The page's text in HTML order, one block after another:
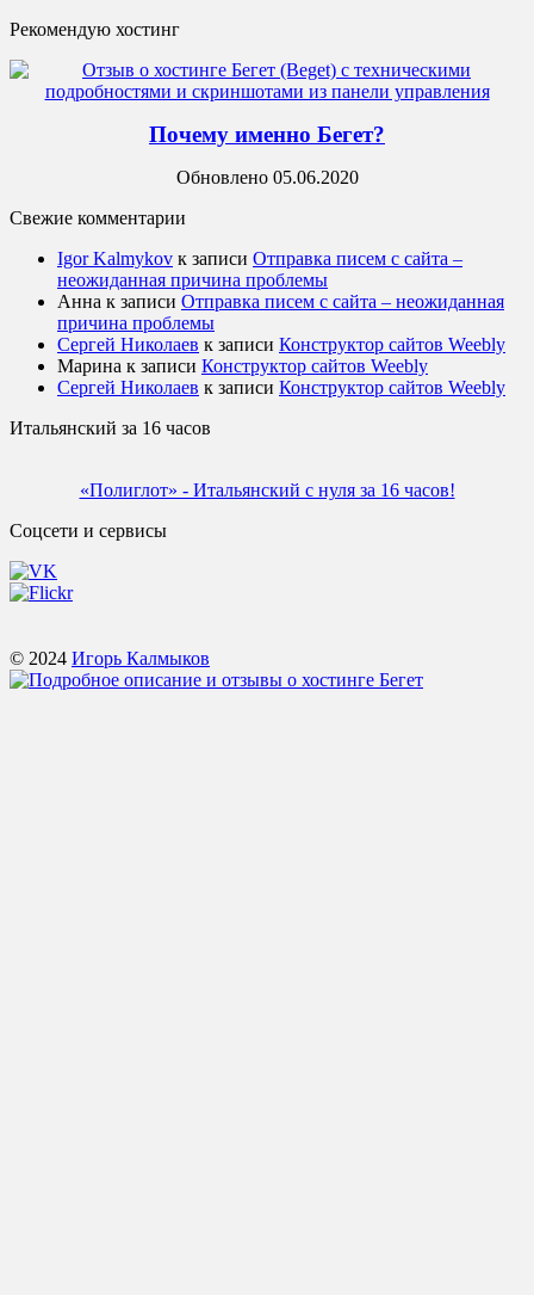
Рекомендую хостинг
Почему именно Бегет?
Обновлено 05.06.2020
Свежие комментарии
Igor Kalmykov к записи Отправка писем с сайта –
неожиданная причина проблемы
Анна к записи Отправка писем с сайта – неожиданная
причина проблемы
Сергей Николаев к записи Конструктор сайтов Weebly
Марина к записи Конструктор сайтов Weebly
Сергей Николаев к записи Конструктор сайтов Weebly
Итальянский за 16 часов
«Полиглот» - Итальянский с нуля за 16 часов!
Соцсети и сервисы
© 2024 Игорь Калмыков